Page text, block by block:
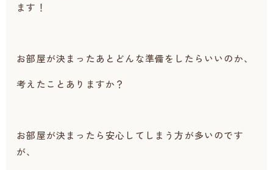
ます！
お部屋が決まったあとどんな準備をしたらいいのか、
考えたことありますか？
お部屋が決まったら安心してしまう方が多いのです
が、